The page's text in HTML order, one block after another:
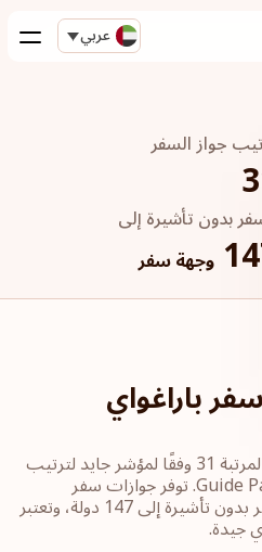
عربي
جواز السفر
بدون تأشيرة إلى
وجهة سفر
باراغواي
يحتل جواز سفر باراجواي حاليًا المرتبة 31 وفقًا لمؤشر جايد لترتيب
جوازات السفر Guide Passport Index. توفر جوازات سفر
باراجواي لحامليها إمكانية السفر بدون تأشيرة إلى 147 دولة، وتعتبر
جيدة.